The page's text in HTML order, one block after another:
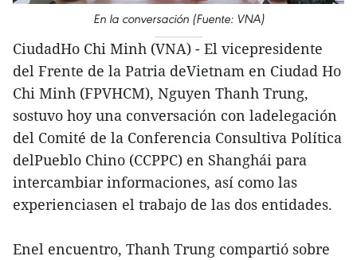
En la conversación (Fuente: VNA)
CiudadHo Chi Minh (VNA) - El vicepresidente
del Frente de la Patria deVietnam en Ciudad Ho
Chi Minh (FPVHCM), Nguyen Thanh Trung,
sostuvo hoy una conversación con ladelegación
del Comité de la Conferencia Consultiva Política
delPueblo Chino (CCPPC) en Shanghái para
intercambiar informaciones, así como las
experienciasen el trabajo de las dos entidades.
Enel encuentro, Thanh Trung compartió sobre